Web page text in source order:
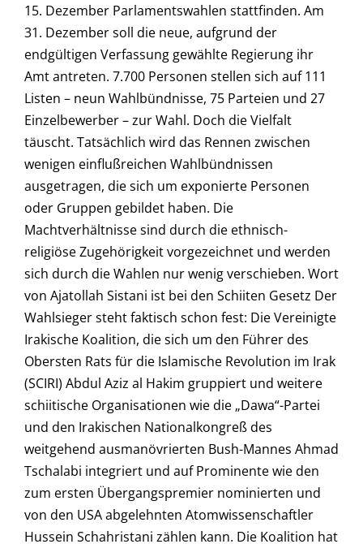
15. Dezember Parlamentswahlen stattfinden. Am
31. Dezember soll die neue, aufgrund der
endgültigen Verfassung gewählte Regierung ihr
Amt antreten. 7.700 Personen stellen sich auf 111
Listen – neun Wahlbündnisse, 75 Parteien und 27
Einzelbewerber – zur Wahl. Doch die Vielfalt
täuscht. Tatsächlich wird das Rennen zwischen
wenigen einflußreichen Wahlbündnissen
ausgetragen, die sich um exponierte Personen
oder Gruppen gebildet haben. Die
Machtverhältnisse sind durch die ethnisch-
religiöse Zugehörigkeit vorgezeichnet und werden
sich durch die Wahlen nur wenig verschieben. Wort
von Ajatollah Sistani ist bei den Schiiten Gesetz Der
Wahlsieger steht faktisch schon fest: Die Vereinigte
Irakische Koalition, die sich um den Führer des
Obersten Rats für die Islamische Revolution im Irak
(SCIRI) Abdul Aziz al Hakim gruppiert und weitere
schiitische Organisationen wie die „Dawa“-Partei
und den Irakischen Nationalkongreß des
weitgehend ausmanövrierten Bush-Mannes Ahmad
Tschalabi integriert und auf Prominente wie den
zum ersten Übergangspremier nominierten und
von den USA abgelehnten Atomwissenschaftler
Hussein Schahristani zählen kann. Die Koalition hat